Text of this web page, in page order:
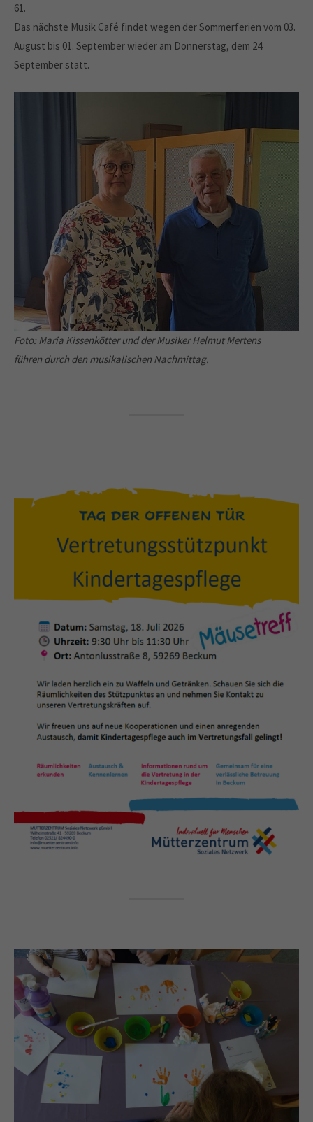
61.
Das nächste Musik Café findet wegen der Sommerferien vom 03.
August bis 01. September wieder am Donnerstag, dem 24.
September statt.
Foto: Maria Kissenkötter und der Musiker Helmut Mertens
führen durch den musikalischen Nachmittag.